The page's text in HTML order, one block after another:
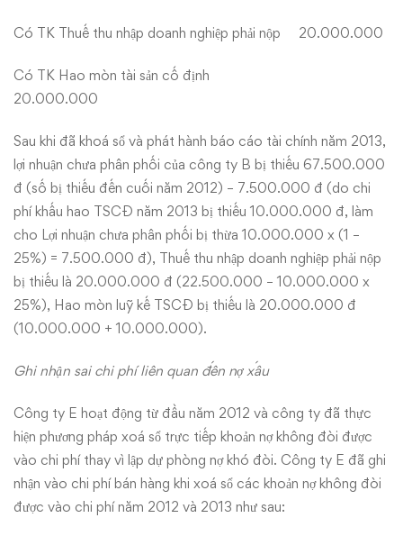
Có TK Thuế thu nhập doanh nghiệp phải nộp 20.000.000
Có TK Hao mòn tài sản cố định
20.000.000
Sau khi đã khoá sổ và phát hành báo cáo tài chính năm 2013,
lợi nhuận chưa phân phối của công ty B bị thiếu 67.500.000
đ (số bị thiếu đến cuối năm 2012) – 7.500.000 đ (do chi
phí khấu hao TSCĐ năm 2013 bị thiếu 10.000.000 đ, làm
cho Lợi nhuận chưa phân phối bị thừa 10.000.000 x (1 –
25%) = 7.500.000 đ), Thuế thu nhập doanh nghiệp phải nộp
bị thiếu là 20.000.000 đ (22.500.000 – 10.000.000 x
25%), Hao mòn luỹ kế TSCĐ bị thiếu là 20.000.000 đ
(10.000.000 + 10.000.000).
Ghi nhận sai chi phí liên quan đến nợ xấu
Công ty E hoạt động từ đầu năm 2012 và công ty đã thực
hiện phương pháp xoá sổ trực tiếp khoản nợ không đòi được
vào chi phí thay vì lập dự phòng nợ khó đòi. Công ty E đã ghi
nhận vào chi phí bán hàng khi xoá sổ các khoản nợ không đòi
được vào chi phí năm 2012 và 2013 như sau: